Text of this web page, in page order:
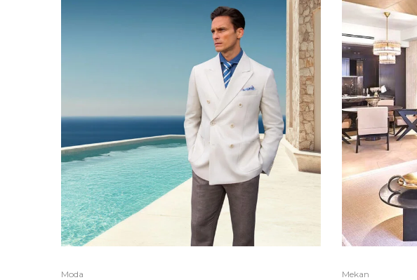
Moda Mekan